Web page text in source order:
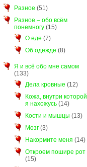
Разное (51)
Разное – обо всём
понемногу(15)
О еде (7)
Об одежде (8)
Я и всё обо мне самом
(133)
Дела кровные (12)
Кожа, внутри которой
я нахожусь(14)
Кости и мышцы (13)
Мозг(3)
Накормите меня (14)
Откроем пошире рот
(15)